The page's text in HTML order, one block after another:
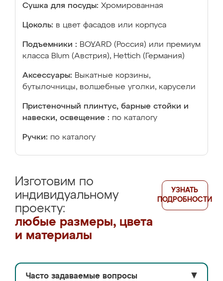
Сушка для посуды: Хромированная
Цоколь: в цвет фасадов или корпуса
Подъемники : BOYARD (Россия) или премиум
класса Blum (Австрия), Hettich (Германия)
Аксессуары: Выкатные корзины,
бутылочницы, волшебные уголки, карусели
Пристеночный плинтус, барные стойки и
навески, освещение : по каталогу
Ручки: по каталогу
Изготовим по
индивидуальному
проекту:
любые размеры, цвета
и материалы
УЗНАТЬ
ПОДРОБНОСТИ
Часто задаваемые вопросы ▼